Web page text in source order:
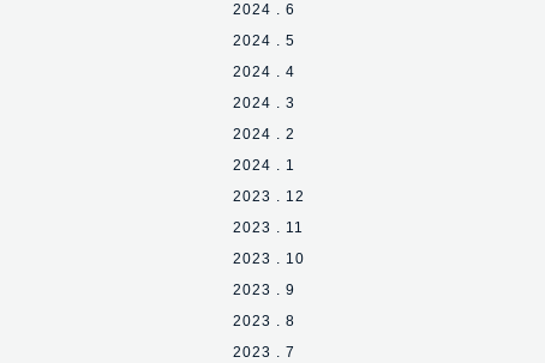
2024 . 6
2024 . 5
2024 . 4
2024 . 3
2024 . 2
2024 . 1
2023 . 12
2023 . 11
2023 . 10
2023 . 9
2023 . 8
2023 . 7